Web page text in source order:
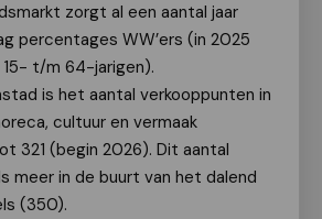
zorgt al een aantal jaar
percentages WW’ers (in 2025
15- t/m 64-jarigen).
is het aantal verkooppunten in
cultuur en vermaak
321 (begin 2026). Dit aantal
meer in de buurt van het dalend
(350).